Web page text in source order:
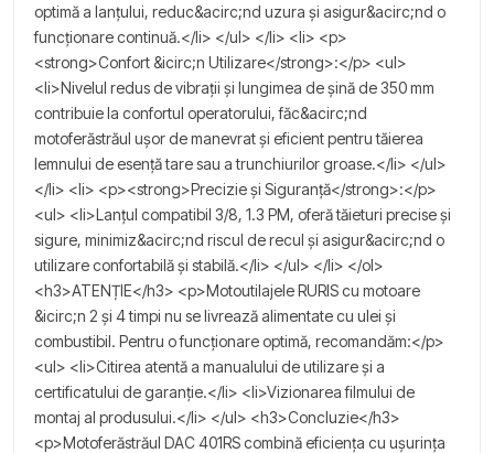
optimă a lanțului, reduc&acirc;nd uzura și asigur&acirc;nd o
funcționare continuă.</li> </ul> </li> <li> <p>
<strong>Confort &icirc;n Utilizare</strong>:</p> <ul>
<li>Nivelul redus de vibrații și lungimea de șină de 350 mm
contribuie la confortul operatorului, făc&acirc;nd
motoferăstrăul ușor de manevrat și eficient pentru tăierea
lemnului de esență tare sau a trunchiurilor groase.</li> </ul>
</li> <li> <p><strong>Precizie și Siguranță</strong>:</p>
<ul> <li>Lanțul compatibil 3/8, 1.3 PM, oferă tăieturi precise și
sigure, minimiz&acirc;nd riscul de recul și asigur&acirc;nd o
utilizare confortabilă și stabilă.</li> </ul> </li> </ol>
<h3>ATENȚIE</h3> <p>Motoutilajele RURIS cu motoare
&icirc;n 2 și 4 timpi nu se livrează alimentate cu ulei și
combustibil. Pentru o funcționare optimă, recomandăm:</p>
<ul> <li>Citirea atentă a manualului de utilizare și a
certificatului de garanție.</li> <li>Vizionarea filmului de
montaj al produsului.</li> </ul> <h3>Concluzie</h3>
<p>Motoferăstrăul DAC 401RS combină eficiența cu ușurința